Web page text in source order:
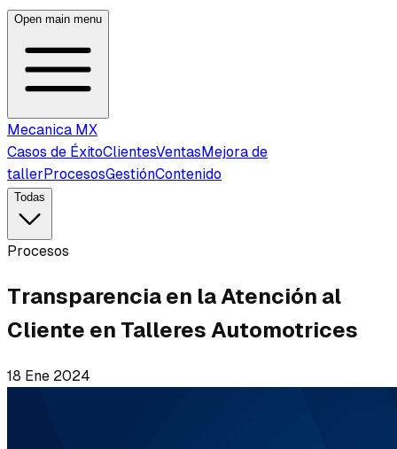
Open main menu
Mecanica MX
Casos de ÉxitoClientesVentasMejora de
tallerProcesosGestiónContenido
Todas
Procesos
Transparencia en la Atención al
Cliente en Talleres Automotrices
18 Ene 2024